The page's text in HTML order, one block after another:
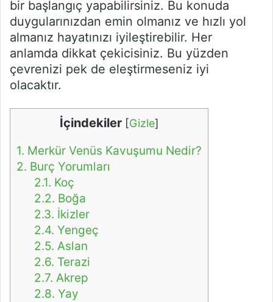
bir başlangıç yapabilirsiniz. Bu konuda
duygularınızdan emin olmanız ve hızlı yol
almanız hayatınızı iyileştirebilir. Her
anlamda dikkat çekicisiniz. Bu yüzden
çevrenizi pek de eleştirmeseniz iyi
olacaktır.
İçindekiler [Gizle]
1. Merkür Venüs Kavuşumu Nedir?
2. Burç Yorumları
2.1. Koç
2.2. Boğa
2.3. İkizler
2.4. Yengeç
2.5. Aslan
2.6. Terazi
2.7. Akrep
2.8. Yay